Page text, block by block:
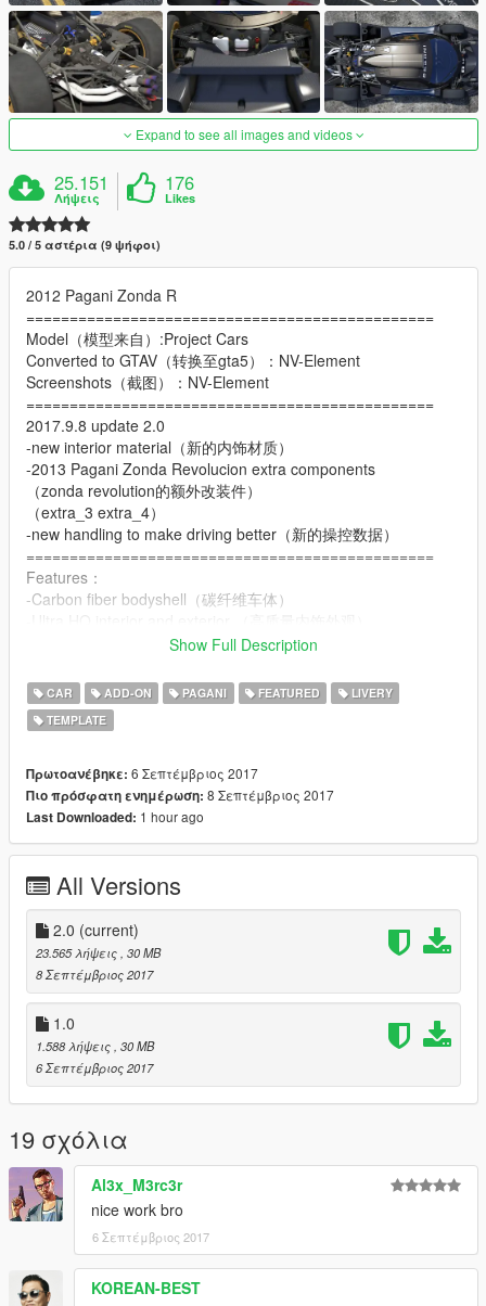
Expand to see all images and videos
25.151
Λήψεις
176
Likes
5.0 / 5 αστέρια (9 ψήφοι)
2012 Pagani Zonda R
===============================================
Model（模型来自）:Project Cars
Converted to GTAV（转换至gta5）：NV-Element
Screenshots（截图）：NV-Element
===============================================
2017.9.8 update 2.0
-new interior material（新的内饰材质）
-2013 Pagani Zonda Revolucion extra components
（zonda revolution的额外改装件）
（extra_3 extra_4）
-new handling to make driving better（新的操控数据）
===============================================
Features：
-Carbon fiber bodyshell（碳纤维车体）
-Template for create custom skin （支持涂装）
-Working digital dials （可工作的完整仪表）
-Lot of details （许多细节）
-extra bonnet and boot（额外可拆卸的前盖后盖）
-and so on
===============================================
Thanks（感谢）: AP-MASSA MC 零贰 新疆车神 闭门造车 13k
forget [YCA]aige
and other people who have helped me
===============================================
Show Full Description
CAR ADD-ON PAGANI FEATURED
LIVERY
TEMPLATE
Πρωτοανέβηκε: 6 Σεπτέμβριος 2017
Πιο πρόσφατη ενημέρωση: 8 Σεπτέμβριος 2017
Last Downloaded: 1 hour ago
All Versions
2.0 (current)
23.565 λήψεις , 30 MB
8 Σεπτέμβριος 2017
1.0
1.588 λήψεις , 30 MB
6 Σεπτέμβριος 2017
19 σχόλια
Al3x_M3rc3r
nice work bro
6 Σεπτέμβριος 2017
KOREAN-BEST